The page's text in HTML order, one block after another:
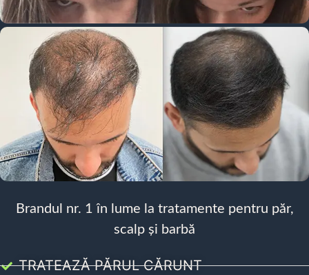
Brandul nr. 1 în lume la tratamente pentru păr,
scalp și barbă
TRATEAZĂ PĂRUL CĂRUNT